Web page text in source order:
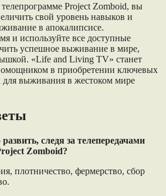
Project Zomboid, вы
свой уровень навыков и
в апокалипсисе.
и используйте все доступные
успешное выживание в мире,
«Life and Living TV» станет
в приобретении ключевых
выживания в жестоком мире
следя за телепередачами
Zomboid?
плотничество, фермерство, сбор